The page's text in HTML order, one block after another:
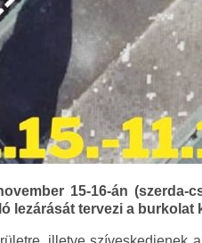
15-16-án (szerda-
lezárását tervezi a burkolat